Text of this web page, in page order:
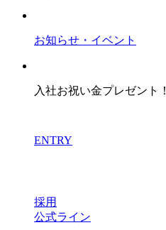
お知らせ・イベント
入社お祝い金プレゼント！
ENTRY
採用
公式ライン